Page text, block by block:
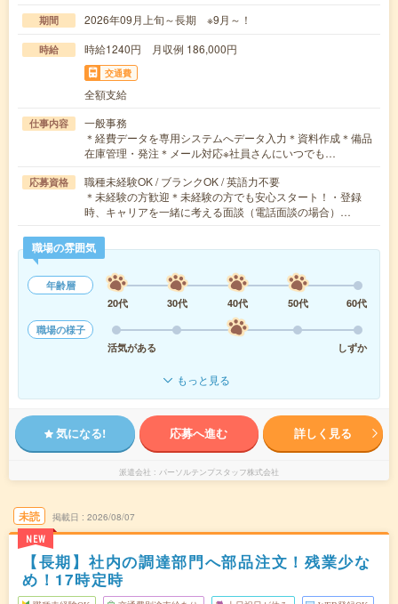
期間 2026年09月上旬～長期 ※9月～！
時給 時給1240円 月収例 186,000円
交通費
全額支給
仕事内容
一般事務
＊経費データを専用システムへデータ入力＊資料作成＊備品
在庫管理・発注＊メール対応※社員さんにいつでも…
応募資格
職種未経験OK / ブランクOK / 英語力不要
＊未経験の方歓迎＊未経験の方でも安心スタート！・登録
時、キャリアを一緒に考える面談（電話面談の場合）…
職場の雰囲気
年齢層
20代
30代 40代 50代
60代
職場の様子
活気がある
しずか
もっと見る
気になる! 応募へ進む 詳しく見る
派遣会社 パーソルテンプスタッフ株式会社
未読
NEW
掲載日 2026/08/07
【長期】社内の調達部門へ部品注文！残業少な
め！17時定時